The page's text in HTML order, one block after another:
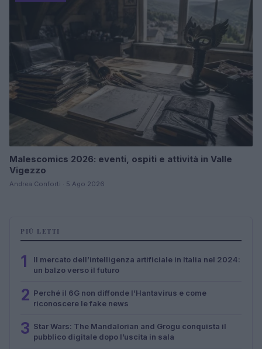
Malescomics 2026: eventi, ospiti e attività in Valle
Vigezzo
Andrea Conforti · 5 Ago 2026
PIÙ LETTI
1
Il mercato dell’intelligenza artificiale in Italia nel 2024:
un balzo verso il futuro
2 Perché il 6G non diffonde l’Hantavirus e come
riconoscere le fake news
3 Star Wars: The Mandalorian and Grogu conquista il
pubblico digitale dopo l’uscita in sala